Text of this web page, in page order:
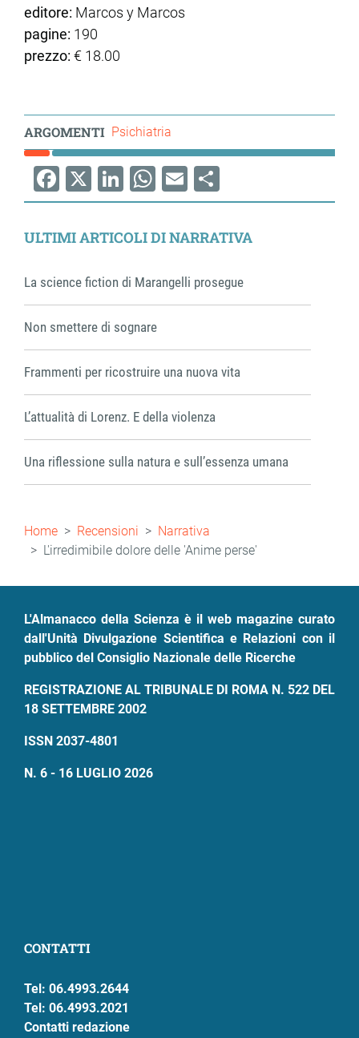
editore: Marcos y Marcos
pagine: 190
prezzo: € 18.00
ARGOMENTI Psichiatria
Facebook
X LinkedIn
WhatsApp
EmailShare
ULTIMI ARTICOLI DI NARRATIVA
La science fiction di Marangelli prosegue
Non smettere di sognare
Frammenti per ricostruire una nuova vita
L’attualità di Lorenz. E della violenza
Una riflessione sulla natura e sull’essenza umana
Briciole
di
pane
Home Recensioni
Narrativa
L'irredimibile dolore delle 'Anime perse'
L'Almanacco della Scienza è il web magazine curato
dall'Unità Divulgazione Scientifica e Relazioni con il
pubblico del Consiglio Nazionale delle Ricerche
REGISTRAZIONE AL TRIBUNALE DI ROMA N. 522 DEL
18 SETTEMBRE 2002
ISSN 2037-4801
N. 6 - 16 LUGLIO 2026
CONTATTI
Tel: 06.4993.2644
Tel: 06.4993.2021
Contatti redazione